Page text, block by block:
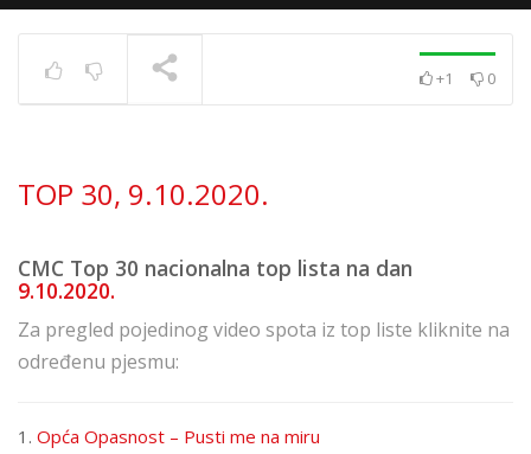
+1 0
TOP 30, 9.10.2020.
CMC Top 30 nacionalna top lista na dan
9.10.2020.
Za pregled pojedinog video spota iz top liste kliknite na
određenu pjesmu:
1. Opća Opasnost – Pusti me na miru